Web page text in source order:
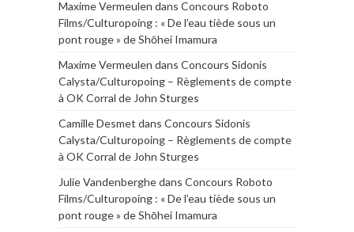
Maxime Vermeulen dans Concours Roboto
Films/Culturopoing : « De l’eau tiède sous un
pont rouge » de Shōhei Imamura
Maxime Vermeulen dans Concours Sidonis
Calysta/Culturopoing – Règlements de compte
à OK Corral de John Sturges
Camille Desmet dans Concours Sidonis
Calysta/Culturopoing – Règlements de compte
à OK Corral de John Sturges
Julie Vandenberghedans Concours Roboto
Films/Culturopoing : « De l’eau tiède sous un
pont rouge » de Shōhei Imamura